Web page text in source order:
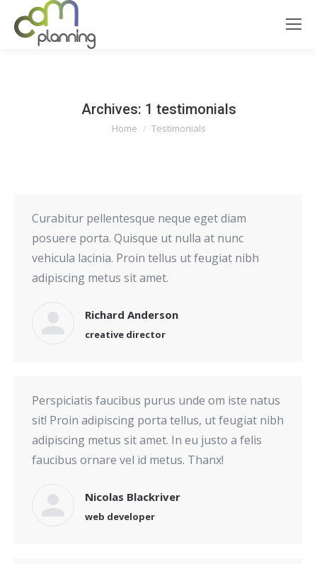
Archives: 1 testimonials
You are here:
Home Testimonials
Curabitur pellentesque neque eget diam
posuere porta. Quisque ut nulla at nunc
vehicula lacinia. Proin tellus ut feugiat nibh
adipiscing metus sit amet.
Richard Anderson
creative director
Perspiciatis faucibus purus unde om iste natus
sit! Proin adipiscing porta tellus, ut feugiat nibh
adipiscing metus sit amet. In eu justo a felis
faucibus ornare vel id metus. Thanx!
Nicolas Blackriver
web developer